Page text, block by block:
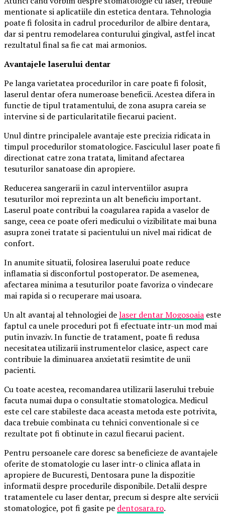
mentionate si aplicatiile din estetica dentara. Tehnologia
poate fi folosita in cadrul procedurilor de albire dentara,
dar si pentru remodelarea conturului gingival, astfel incat
rezultatul final sa fie cat mai armonios.
Avantajele laserului dentar
Pe langa varietatea procedurilor in care poate fi folosit,
laserul dentar ofera numeroase beneficii. Acestea difera in
functie de tipul tratamentului, de zona asupra careia se
intervine si de particularitatile fiecarui pacient.
Unul dintre principalele avantaje este precizia ridicata in
timpul procedurilor stomatologice. Fasciculul laser poate fi
directionat catre zona tratata, limitand afectarea
tesuturilor sanatoase din apropiere.
Reducerea sangerarii in cazul interventiilor asupra
tesuturilor moi reprezinta un alt beneficiu important.
Laserul poate contribui la coagularea rapida a vaselor de
sange, ceea ce poate oferi medicului o vizibilitate mai buna
asupra zonei tratate si pacientului un nivel mai ridicat de
confort.
In anumite situatii, folosirea laserului poate reduce
inflamatia si disconfortul postoperator. De asemenea,
afectarea minima a tesuturilor poate favoriza o vindecare
mai rapida si o recuperare mai usoara.
Un alt avantaj al tehnologiei delaser dentar Mogosoaia este
faptul ca unele proceduri pot fi efectuate intr-un mod mai
putin invaziv. In functie de tratament, poate fi redusa
necesitatea utilizarii instrumentelor clasice, aspect care
contribuie la diminuarea anxietatii resimtite de unii
pacienti.
Cu toate acestea, recomandarea utilizarii laserului trebuie
facuta numai dupa o consultatie stomatologica. Medicul
este cel care stabileste daca aceasta metoda este potrivita,
daca trebuie combinata cu tehnici conventionale si ce
rezultate pot fi obtinute in cazul fiecarui pacient.
Pentru persoanele care doresc sa beneficieze de avantajele
oferite de stomatologie cu laser intr-o clinica aflata in
apropiere de Bucuresti, Dentosara pune la dispozitie
informatii despre procedurile disponibile. Detalii despre
tratamentele cu laser dentar, precum si despre alte servicii
stomatologice, pot fi gasite pe dentosara.ro.